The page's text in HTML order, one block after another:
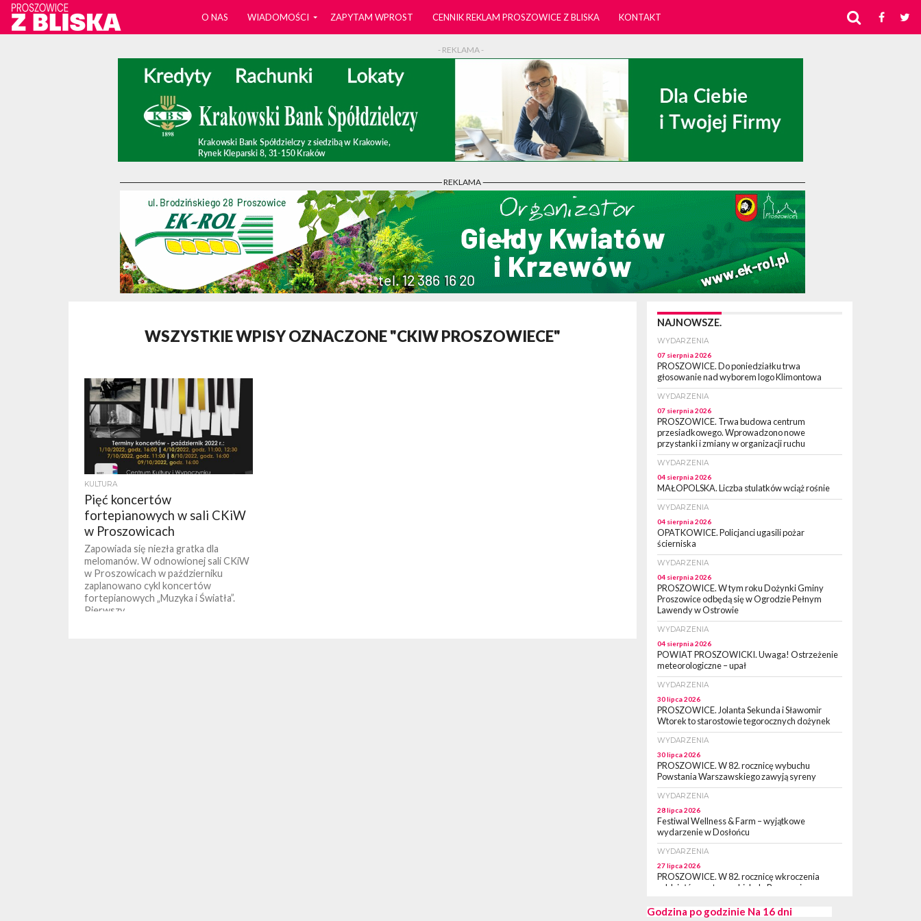
O NAS WIADOMOŚCI ZAPYTAM WPROST CENNIK REKLAM PROSZOWICE Z BLISKA KONTAKT
- REKLAMA -
- REKLAMA -
WSZYSTKIE WPISY OZNACZONE "CKIW PROSZOWIECE"
KULTURA
Pięć koncertów
fortepianowych w sali CKiW
w Proszowicach
Zapowiada się niezła gratka dla
melomanów. W odnowionej sali CKiW
w Proszowicach w październiku
zaplanowano cykl koncertów
fortepianowych „Muzyka i Światła”.
Pierwszy...
NAJNOWSZE.
WYDARZENIA
07 sierpnia 2026
PROSZOWICE. Do poniedziałku trwa
głosowanie nad wyborem logo Klimontowa
WYDARZENIA
07 sierpnia 2026
PROSZOWICE. Trwa budowa centrum
przesiadkowego. Wprowadzono nowe
przystanki i zmiany w organizacji ruchu
WYDARZENIA
04 sierpnia 2026
MAŁOPOLSKA. Liczba stulatków wciąż rośnie
WYDARZENIA
04 sierpnia 2026
OPATKOWICE. Policjanci ugasili pożar
ścierniska
WYDARZENIA
04 sierpnia 2026
PROSZOWICE. W tym roku Dożynki Gminy
Proszowice odbędą się w Ogrodzie Pełnym
Lawendy w Ostrowie
WYDARZENIA
04 sierpnia 2026
POWIAT PROSZOWICKI. Uwaga! Ostrzeżenie
meteorologiczne – upał
WYDARZENIA
30 lipca 2026
PROSZOWICE. Jolanta Sekunda i Sławomir
Wtorek to starostowie tegorocznych dożynek
WYDARZENIA
30 lipca 2026
PROSZOWICE. W 82. rocznicę wybuchu
Powstania Warszawskiego zawyją syreny
WYDARZENIA
28 lipca 2026
Festiwal Wellness & Farm – wyjątkowe
wydarzenie w Dosłońcu
WYDARZENIA
27 lipca 2026
PROSZOWICE. W 82. rocznicę wkroczenia
oddziałów partyzanckich do Proszowic,
Rzeczpospolitej Partyzanckiej 1944” [ZDJĘCIA]
Godzina po godzinie Na 16 dni